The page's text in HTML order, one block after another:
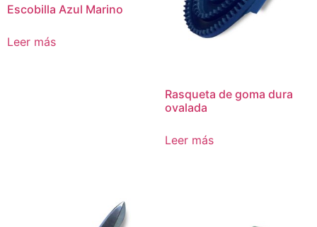
Escobilla Azul Marino
Leer más
Rasqueta de goma dura
ovalada
Leer más